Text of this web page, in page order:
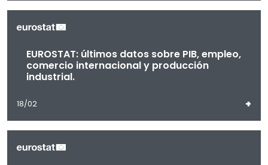
EUROSTAT: últimos datos sobre PIB, empleo,
comercio internacional y producción
industrial.
18/02 +